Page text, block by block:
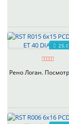
Рено Логан.